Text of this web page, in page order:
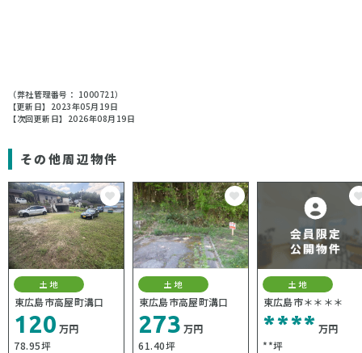
（弊社管理番号： 1000721）
【更新日】2023年05月19日
【次回更新日】2026年08月19日
その他周辺物件
土地
東広島市高屋町溝口
120 万円
78.95坪
土地
東広島市高屋町溝口
273 万円
61.40坪
土地
東広島市＊＊＊＊
**** 万円
**坪